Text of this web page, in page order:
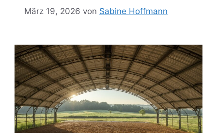
März 19, 2026 von Sabine Hoffmann